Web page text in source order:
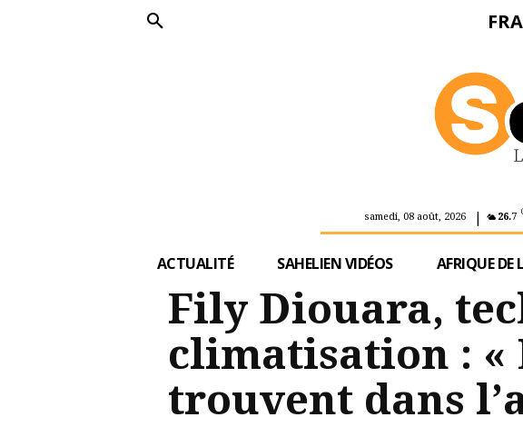
samedi, 08 août, 2026 | 26.7
ACTUALITÉ SAHELIEN VIDÉOS AFRIQUE DE
Fily Diouara,
climatisation : «
trouvent dans